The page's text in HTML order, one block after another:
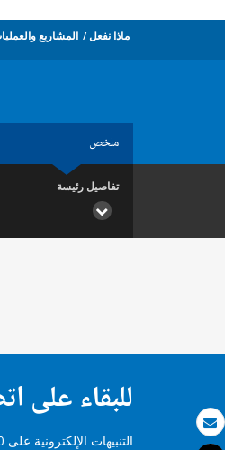
بريد الكتروني
ماذا نفعل المشاريع
ملخص
تفاصيل رئيسة
للبقاء على
التنبيهات الإلكترونية على Project p127040